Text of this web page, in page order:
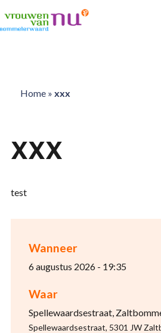
Home» xxx
Wanneer
6 augustus 2026 - 19:35
Waar
Spellewaardsestraat,
Spellewaardsestraat, 5301 JW
XXX
test